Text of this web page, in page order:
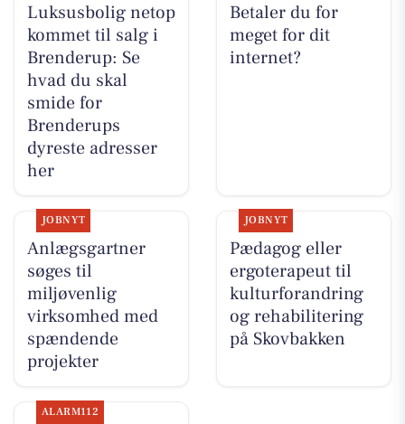
Luksusbolig netop
kommet til salg i
Brenderup: Se
hvad du skal
smide for
Brenderups
dyreste adresser
her
Betaler du for
meget for dit
internet?
JOBNYT
Anlægsgartner
søges til
miljøvenlig
virksomhed med
spændende
projekter
JOBNYT
Pædagog eller
ergoterapeut til
kulturforandring
og rehabilitering
på Skovbakken
ALARM112